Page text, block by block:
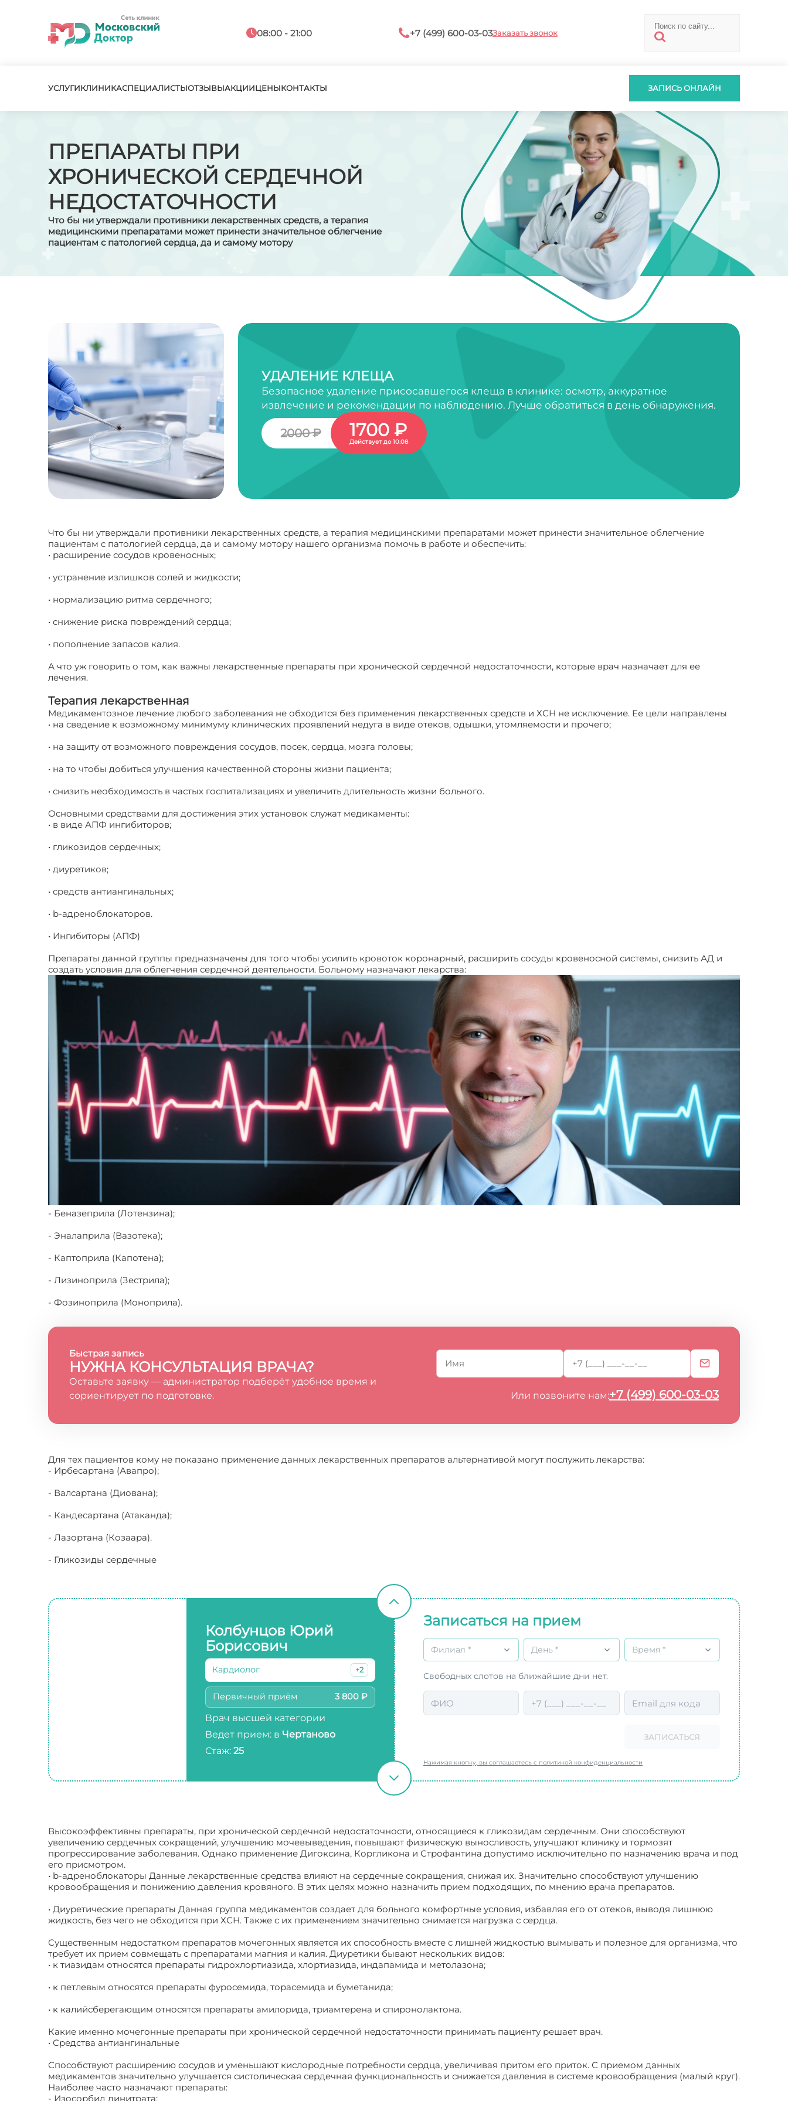
08:00 - 21:00 +7 (499) 600-03-03Заказать звонок
УСЛУГИКЛИНИКАСПЕЦИАЛИСТЫОТЗЫВЫАКЦИИЦЕНЫКОНТАКТЫ ЗАПИСЬ ОНЛАЙН
ПРЕПАРАТЫ ПРИ
ХРОНИЧЕСКОЙ СЕРДЕЧНОЙ
НЕДОСТАТОЧНОСТИ
Что бы ни утверждали противники лекарственных средств, а терапия
медицинскими препаратами может принести значительное облегчение
пациентам с патологией сердца, да и самому мотору
УДАЛЕНИЕ КЛЕЩА
Безопасное удаление присосавшегося клеща в клинике: осмотр, аккуратное
извлечение и рекомендации по наблюдению. Лучше обратиться в день обнаружения.
2000 ₽ 1700 ₽
Действует до 10.08
Что бы ни утверждали противники лекарственных средств, а терапия медицинскими препаратами может принести значительное облегчение
пациентам с патологией сердца, да и самому мотору нашего организма помочь в работе и обеспечить:
• расширение сосудов кровеносных;
• устранение излишков солей и жидкости;
• нормализацию ритма сердечного;
• снижение риска повреждений сердца;
• пополнение запасов калия.
А что уж говорить о том, как важны лекарственные препараты при хронической сердечной недостаточности, которые врач назначает для ее
лечения.
Терапия лекарственная
Медикаментозное лечение любого заболевания не обходится без применения лекарственных средств и ХСН не исключение. Ее цели направлены
• на сведение к возможному минимуму клинических проявлений недуга в виде отеков, одышки, утомляемости и прочего;
• на защиту от возможного повреждения сосудов, посек, сердца, мозга головы;
• на то чтобы добиться улучшения качественной стороны жизни пациента;
• снизить необходимость в частых госпитализациях и увеличить длительность жизни больного.
Основными средствами для достижения этих установок служат медикаменты:
• в виде АПФ ингибиторов;
• гликозидов сердечных;
• диуретиков;
• средств антиангинальных;
• b-адреноблокаторов.
• Ингибиторы (АПФ)
Препараты данной группы предназначены для того чтобы усилить кровоток коронарный, расширить сосуды кровеносной системы, снизить АД и
создать условия для облегчения сердечной деятельности. Больному назначают лекарства:
- Беназеприла (Лотензина);
- Эналаприла (Вазотека);
- Каптоприла (Капотена);
- Лизиноприла (Зестрила);
- Фозиноприла (Моноприла).
Быстрая запись
НУЖНА КОНСУЛЬТАЦИЯ ВРАЧА?
Оставьте заявку — администратор подберёт удобное время и
сориентирует по подготовке.
Или позвоните нам:+7 (499) 600-03-03
Для тех пациентов кому не показано применение данных лекарственных препаратов альтернативой могут послужить лекарства:
- Ирбесартана (Авапро);
- Валсартана (Диована);
- Кандесартана (Атаканда);
- Лазортана (Козаара).
- Гликозиды сердечные
Колбунцов Юрий
Борисович
Кардиолог +2
Первичный приём 3 800 ₽
Врач высшей категории
Ведет прием: в Чертаново
Стаж: 25
Записаться на прием
Филиал * День * Время *
Свободных слотов на ближайшие дни нет.
ЗАПИСАТЬСЯ
Нажимая кнопку, вы соглашаетесь с политикой конфиденциальности
Высокоэффективны препараты, при хронической сердечной недостаточности, относящиеся к гликозидам сердечным. Они способствуют
увеличению сердечных сокращений, улучшению мочевыведения, повышают физическую выносливость, улучшают клинику и тормозят
прогрессирование заболевания. Однако применение Дигоксина, Коргликона и Строфантина допустимо исключительно по назначению врача и под
его присмотром.
• b-адреноблокаторы Данные лекарственные средства влияют на сердечные сокращения, снижая их. Значительно способствуют улучшению
кровообращения и понижению давления кровяного. В этих целях можно назначить прием подходящих, по мнению врача препаратов.
• Диуретические препараты Данная группа медикаментов создает для больного комфортные условия, избавляя его от отеков, выводя лишнюю
жидкость, без чего не обходится при ХСН. Также с их применением значительно снимается нагрузка с сердца.
Существенным недостатком препаратов мочегонных является их способность вместе с лишней жидкостью вымывать и полезное для организма, что
требует их прием совмещать с препаратами магния и калия. Диуретики бывают нескольких видов:
• к тиазидам относятся препараты гидрохлортиазида, хлортиазида, индапамида и метолазона;
• к петлевым относятся препараты фуросемида, торасемида и буметанида;
• к калийсберегающим относятся препараты амилорида, триамтерена и спиронолактона.
Какие именно мочегонные препараты при хронической сердечной недостаточности принимать пациенту решает врач.
• Средства антиангинальные
Способствуют расширению сосудов и уменьшают кислородные потребности сердца, увеличивая притом его приток. С приемом данных
медикаментов значительно улучшается систолическая сердечная функциональность и снижается давления в системе кровообращения (малый круг).
Наиболее часто назначают препараты:
- Изосорбид динитрата;